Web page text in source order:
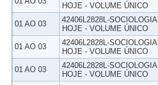
HOJE - VOLUME ÚNICO
01 AO 03
42406L2828L-SOCIOLOGIA
HOJE - VOLUME ÚNICO
01 AO 03
42406L2828L-SOCIOLOGIA
HOJE - VOLUME ÚNICO
01 AO 03
42406L2828L-SOCIOLOGIA
HOJE - VOLUME ÚNICO